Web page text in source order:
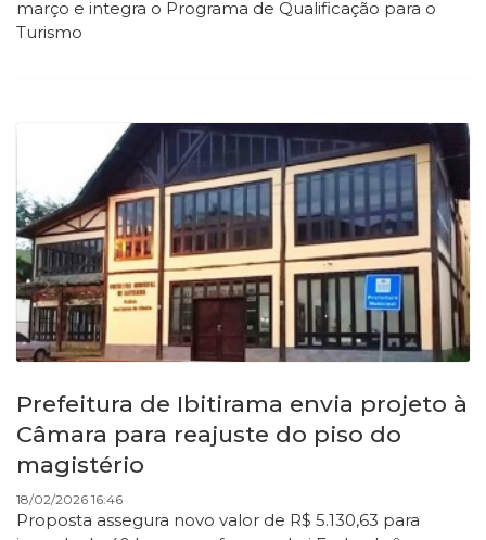
março e integra o Programa de Qualificação para o
Turismo
Prefeitura de Ibitirama envia projeto à
Câmara para reajuste do piso do
magistério
18/02/2026 16:46
Proposta assegura novo valor de R$ 5.130,63 para